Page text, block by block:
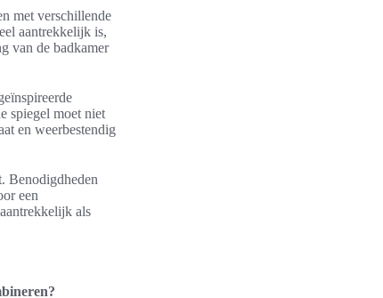
met verschillende
aantrekkelijk is,
van de badkamer
spiegel moet niet
en weerbestendig
Benodigdheden
een
als